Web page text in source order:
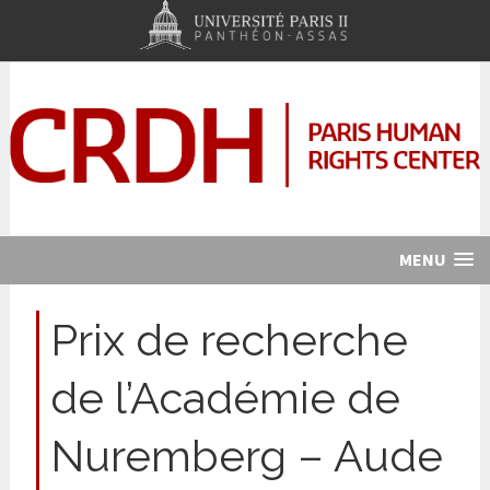
MENU
Prix de recherche
de l’Académie de
Nuremberg – Aude